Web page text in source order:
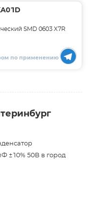
SMD 0603 X7R
по применению
±10% 50В в город